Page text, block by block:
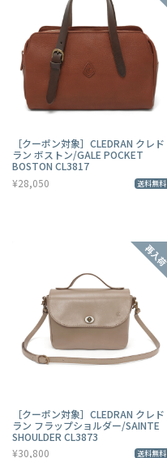
［クーポン対象］CLEDRAN クレド
ラン ボストン/GALE POCKET
BOSTON CL3817
¥28,050
送料無料
［クーポン対象］CLEDRAN クレド
ラン フラップショルダー/SAINTE
SHOULDER CL3873
¥30,800
送料無料